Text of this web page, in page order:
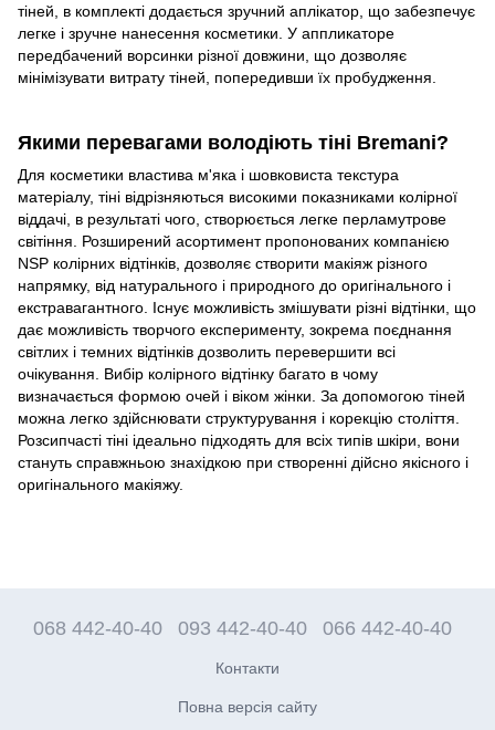
тіней, в комплекті додається зручний аплікатор, що забезпечує
легке і зручне нанесення косметики. У аппликаторе
передбачений ворсинки різної довжини, що дозволяє
мінімізувати витрату тіней, попередивши їх пробудження.
Якими перевагами володіють тіні Bremani?
Для косметики властива м'яка і шовковиста текстура
матеріалу, тіні відрізняються високими показниками колірної
віддачі, в результаті чого, створюється легке перламутрове
світіння. Розширений асортимент пропонованих компанією
NSP колірних відтінків, дозволяє створити макіяж різного
напрямку, від натурального і природного до оригінального і
екстравагантного. Існує можливість змішувати різні відтінки, що
дає можливість творчого експерименту, зокрема поєднання
світлих і темних відтінків дозволить перевершити всі
очікування. Вибір колірного відтінку багато в чому
визначається формою очей і віком жінки. За допомогою тіней
можна легко здійснювати структурування і корекцію століття.
Розсипчасті тіні ідеально підходять для всіх типів шкіри, вони
стануть справжньою знахідкою при створенні дійсно якісного і
оригінального макіяжу.
068 442-40-40 093 442-40-40 066 442-40-40
Контакти
Повна версія сайту